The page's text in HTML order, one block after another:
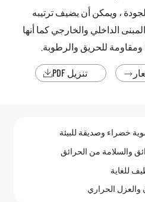
، ويمكن أن يضيف ترتيبه
الداخلي والخارجي كما أنها
ومقاومة للحريق والرطوبة.
 تنزيل PDF 
خضراء وصديقة للبيئة
والسلامة من الحرائق
للغاية
الحراري